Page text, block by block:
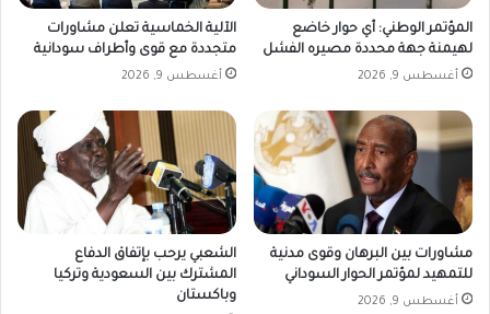
المؤتمر الوطني: أي حوار خاضع
لهيمنة جهة محددة مصيره الفشل
أغسطس 9, 2026
الآلية الخماسية تعلن مشاورات
متجددة مع قوى وأطراف سودانية
أغسطس 9, 2026
مشاورات بين البرهان وقوى مدنية
للتمهيد لمؤتمر الحوار السوداني
أغسطس 9, 2026
الشعبي يرحب بإتفاق الدفاع
المشترك بين السعودية وتركيا
وباكستان